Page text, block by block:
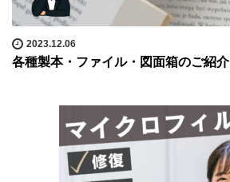
2023.12.06
各種製本・ファイル・図面箱のご紹介